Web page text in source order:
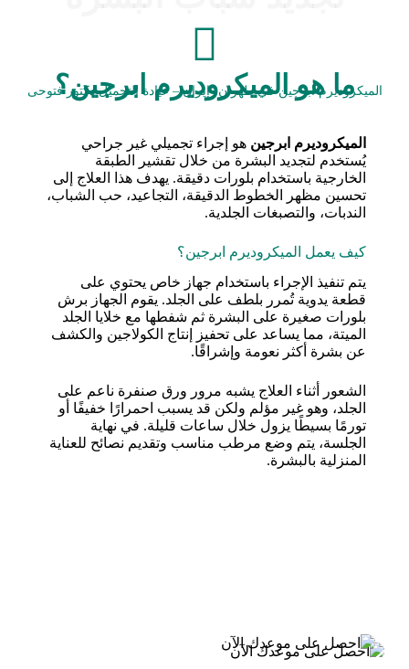
ما هو الميكروديرم ابرجين؟
الميكروديرم ابرجين في طهران، إيران – عيادة التجميل دكتور فتوحی
الميكروديرم ابرجين هو إجراء تجميلي غير جراحي
يُستخدم لتجديد البشرة من خلال تقشير الطبقة
الخارجية باستخدام بلورات دقيقة. يهدف هذا العلاج إلى
تحسين مظهر الخطوط الدقيقة، التجاعيد، حب الشباب،
الندبات، والتصبغات الجلدية.
كيف يعمل الميكروديرم ابرجين؟
يتم تنفيذ الإجراء باستخدام جهاز خاص يحتوي على
قطعة يدوية تُمرر بلطف على الجلد. يقوم الجهاز برش
بلورات صغيرة على البشرة ثم شفطها مع خلايا الجلد
الميتة، مما يساعد على تحفيز إنتاج الكولاجين والكشف
عن بشرة أكثر نعومة وإشراقًا.
الشعور أثناء العلاج يشبه مرور ورق صنفرة ناعم على
الجلد، وهو غير مؤلم ولكن قد يسبب احمرارًا خفيفًا أو
تورمًا بسيطًا يزول خلال ساعات قليلة. في نهاية
الجلسة، يتم وضع مرطب مناسب وتقديم نصائح للعناية
المنزلية بالبشرة.